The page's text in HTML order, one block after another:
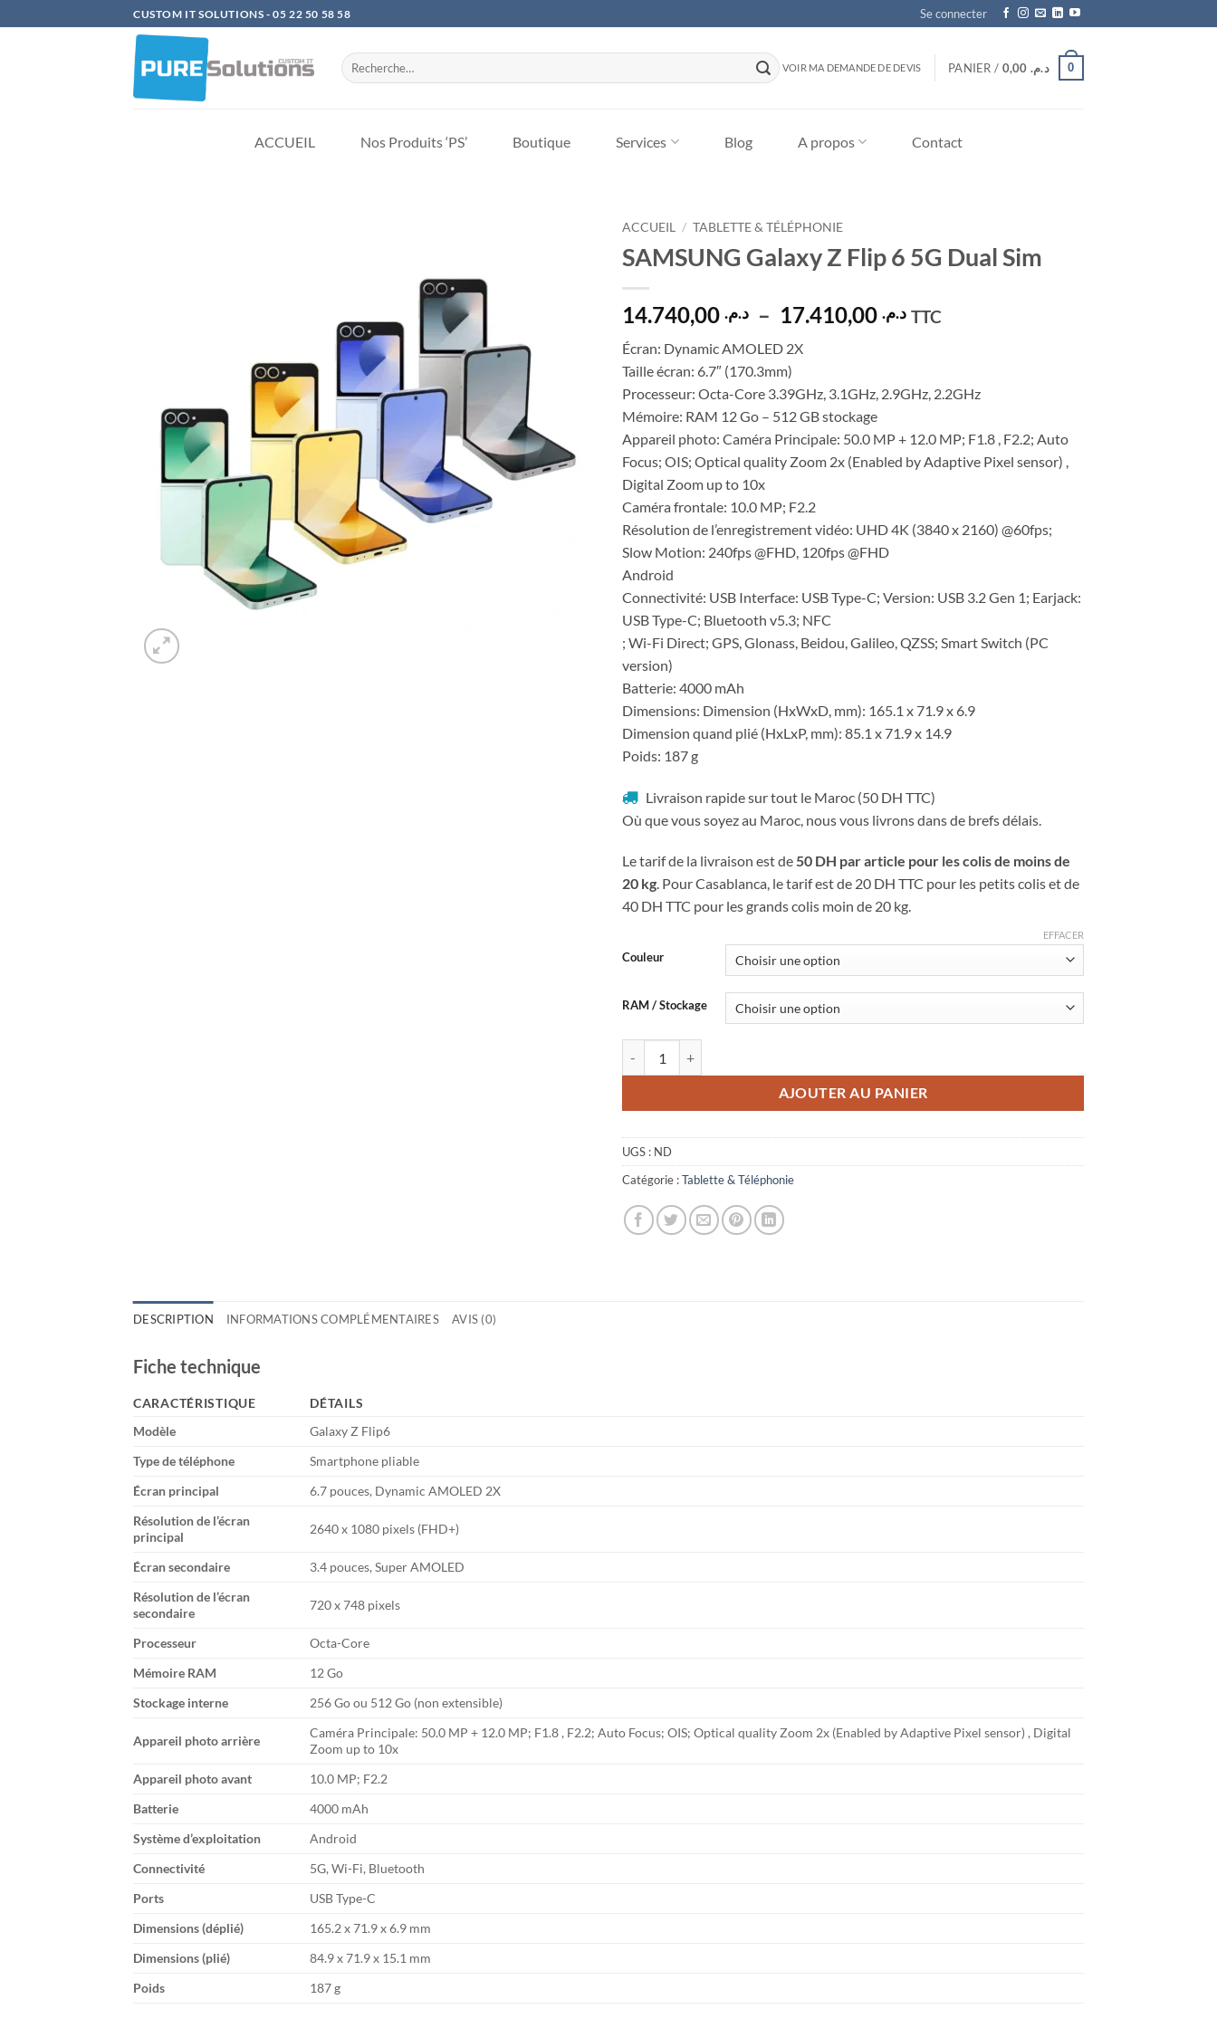
au
CUSTOM IT SOLUTIONS - 05 22 50 58 58 Se connecter
Recherche
pour :
VOIR MA DEMANDE DE DEVIS PANIER / د.م. 0
ACCUEIL Nos Produits ‘PS’ Boutique Services Blog A propos Contact
ACCUEIL / TABLETTE & TÉLÉPHONIE
SAMSUNG Galaxy Z Flip 6 5G Dual Sim
د.م. – د.م.Plage
à
TTC
Écran: Dynamic AMOLED 2X
Taille écran: 6.7″ (170.3mm)
Processeur: Octa-Core 3.39GHz, 3.1GHz, 2.9GHz, 2.2GHz
Mémoire: RAM 12 Go – 512 GB stockage
Appareil photo: Caméra Principale: 50.0 MP + 12.0 MP; F1.8 , F2.2; Auto
Focus; OIS; Optical quality Zoom 2x (Enabled by Adaptive Pixel sensor) ,
Digital Zoom up to 10x
Caméra frontale: 10.0 MP; F2.2
Résolution de l’enregistrement vidéo: UHD 4K (3840 x 2160) @60fps;
Slow Motion: 240fps @FHD, 120fps @FHD
Android
Connectivité: USB Interface: USB Type-C; Version: USB 3.2 Gen 1; Earjack:
USB Type-C; Bluetooth v5.3; NFC
; Wi-Fi Direct; GPS, Glonass, Beidou, Galileo, QZSS; Smart Switch (PC
version)
Batterie: 4000 mAh
Dimensions: Dimension (HxWxD, mm): 165.1 x 71.9 x 6.9
Dimension quand plié (HxLxP, mm): 85.1 x 71.9 x 14.9
Poids: 187 g
Livraison rapide sur tout le Maroc (50 DH TTC)
Où que vous soyez au Maroc, nous vous livrons dans de brefs délais.
Le tarif de la livraison est de50 DH par article pour les colis de moins de
20 kg. Pour Casablanca, le tarif est de 20 DH TTC pour les petits colis et de
40 DH TTC pour les grands colis moin de 20 kg.
Couleur
RAM / Stockage
EFFACER
AJOUTER AU PANIER
UGS : ND
Catégorie :Tablette & Téléphonie
DESCRIPTION INFORMATIONS COMPLÉMENTAIRES AVIS (0)
Fiche technique
CARACTÉRISTIQUE
DÉTAILS
Modèle
Galaxy Z Flip6
Type de téléphone
Smartphone pliable
Écran principal
6.7 pouces, Dynamic AMOLED 2X
Résolution de l’écran
principal
2640 x 1080 pixels (FHD+)
Écran secondaire
3.4 pouces, Super AMOLED
Résolution de l’écran
secondaire
720 x 748 pixels
Processeur
Octa-Core
Mémoire RAM
12 Go
Stockage interne
256 Go ou 512 Go (non extensible)
Appareil photo arrière
Caméra Principale: 50.0 MP + 12.0 MP; F1.8 , F2.2; Auto Focus; OIS; Optical quality Zoom 2x (Enabled by Adaptive Pixel sensor) , Digital
Zoom up to 10x
Appareil photo avant
10.0 MP; F2.2
Batterie
4000 mAh
Système d’exploitation
Android
Connectivité
5G, Wi-Fi, Bluetooth
Ports
USB Type-C
Dimensions (déplié)
165.2 x 71.9 x 6.9 mm
Dimensions (plié)
84.9 x 71.9 x 15.1 mm
Poids
187 g